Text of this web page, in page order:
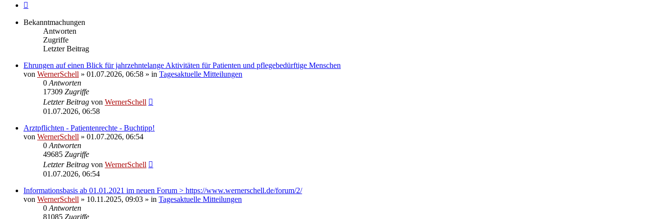
Bekanntmachungen
Antworten
Zugriffe
Letzter Beitrag
Ehrungen auf einen Blick für jahrzehntelange Aktivitäten für Patienten und pflegebedürftige Menschen
von WernerSchell » 01.07.2026, 06:58 » in Tagesaktuelle Mitteilungen
0 Antworten
17309 Zugriffe
Letzter Beitrag von WernerSchell
01.07.2026, 06:58
Arztpflichten - Patientenrechte - Buchtipp!
von WernerSchell » 01.07.2026, 06:54
0 Antworten
49685 Zugriffe
Letzter Beitrag von WernerSchell
01.07.2026, 06:54
Informationsbasis ab 01.01.2021 im neuen Forum > https://www.wernerschell.de/forum/2/
von WernerSchell » 10.11.2025, 09:03 » in Tagesaktuelle Mitteilungen
0 Antworten
81085 Zugriffe